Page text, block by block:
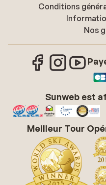
Conditions
Nos
Sunweb est
Meilleur Tour